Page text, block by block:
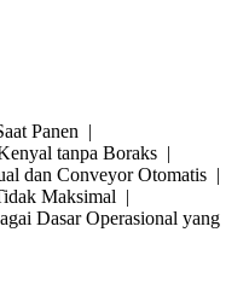
Panen |
tanpa Boraks |
dan Conveyor Otomatis |
Maksimal |
Dasar Operasional yang